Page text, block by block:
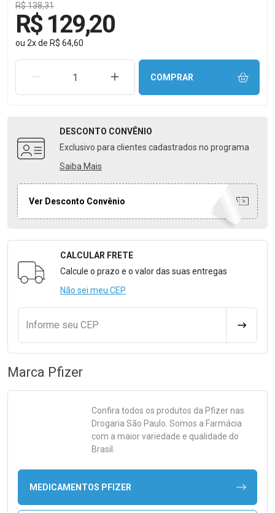
R$ 138,31
R$ 129,20
ou 2xde R$ 64,60
REMOVER UMA UNIDADEAUMENTAR UMA UNIDADE
COMPRAR
DESCONTO CONVÊNIO
Exclusivo para clientes cadastrados no programa
Saiba Mais
Ver Desconto Convênio
Formulário para Calcular o Frete
CALCULAR FRETE
Calcule o prazo e o valor das suas entregas
Não sei meu CEP
Informe seu CEP
Marca Pfizer
Confira todos os produtos da Pfizernas
Drogaria São Paulo. Somos a Farmácia
com a maior variedade e qualidade do
Brasil.
MEDICAMENTOS PFIZER